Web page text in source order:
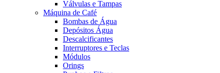
Válvulas e Tampas
Máquina de Café
Bombas de Água
Depósitos Água
Descalcificantes
Interruptores e Teclas
Módulos
Orings